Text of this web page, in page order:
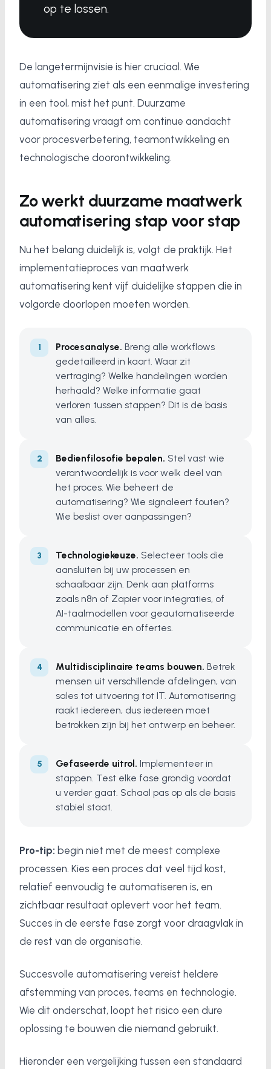
op te lossen.
De langetermijnvisie is hier cruciaal. Wie
automatisering ziet als een eenmalige investering
in een tool, mist het punt. Duurzame
automatisering vraagt om continue aandacht
voor procesverbetering, teamontwikkeling en
technologische doorontwikkeling.
Zo werkt duurzame maatwerk
automatisering stap voor stap
Nu het belang duidelijk is, volgt de praktijk. Het
implementatieproces van maatwerk
automatisering kent vijf duidelijke stappen die in
volgorde doorlopen moeten worden.
Procesanalyse. Breng alle workflows
gedetailleerd in kaart. Waar zit
vertraging? Welke handelingen worden
herhaald? Welke informatie gaat
verloren tussen stappen? Dit is de basis
van alles.
Bedienfilosofie bepalen. Stel vast wie
verantwoordelijk is voor welk deel van
het proces. Wie beheert de
automatisering? Wie signaleert fouten?
Wie beslist over aanpassingen?
Technologiekeuze. Selecteer tools die
aansluiten bij uw processen en
schaalbaar zijn. Denk aan platforms
zoals n8n of Zapier voor integraties, of
AI-taalmodellen voor geautomatiseerde
communicatie en offertes.
Multidisciplinaire teams bouwen. Betrek
mensen uit verschillende afdelingen, van
sales tot uitvoering tot IT. Automatisering
raakt iedereen, dus iedereen moet
betrokken zijn bij het ontwerp en beheer.
Gefaseerde uitrol. Implementeer in
stappen. Test elke fase grondig voordat
u verder gaat. Schaal pas op als de basis
stabiel staat.
Pro-tip: begin niet met de meest complexe
processen. Kies een proces dat veel tijd kost,
relatief eenvoudig te automatiseren is, en
zichtbaar resultaat oplevert voor het team.
Succes in de eerste fase zorgt voor draagvlak in
de rest van de organisatie.
Succesvolle automatisering vereist heldere
afstemming van proces, teams en technologie.
Wie dit onderschat, loopt het risico een dure
oplossing te bouwen die niemand gebruikt.
Hieronder een vergelijking tussen een standaard